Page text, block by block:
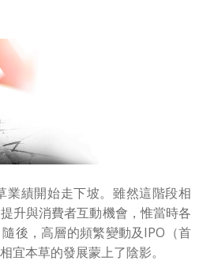
業績開始走下坡。雖然這階段相
升與消費者互動機會，惟當時各
後，高層的頻繁變動及IPO（首
宜本草的發展蒙上了陰影。